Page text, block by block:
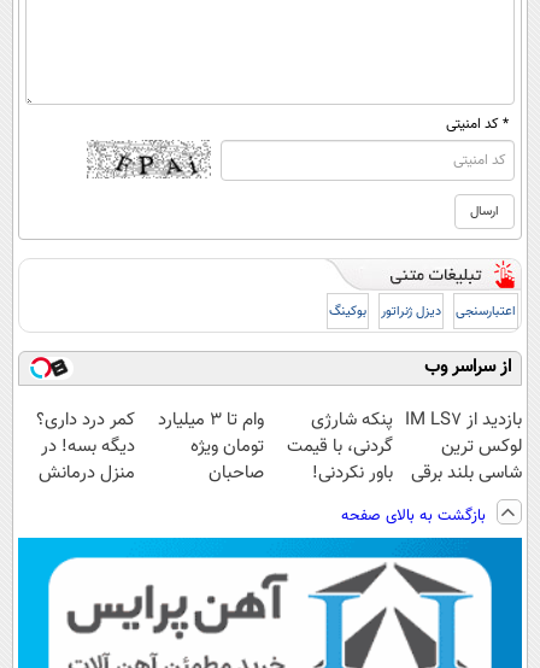
* کد امنیتی
اعتبارسنجی دیزل ژنراتور بوکینگ
از سراسر وب
بازدید از IM LS7
لوکس ترین
شاسی بلند برقی
ایران در باشگاه
انقلاب
پنکه شارژی
گردنی، با قیمت
باور نکردنی!
وام تا ۳ میلیارد
تومان ویژه
صاحبان
کمر درد داری؟
دیگه بسه! در
منزل درمانش
بازگشت به بالای صفحه